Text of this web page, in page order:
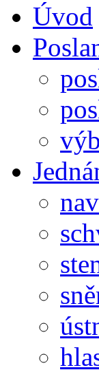
Úvod